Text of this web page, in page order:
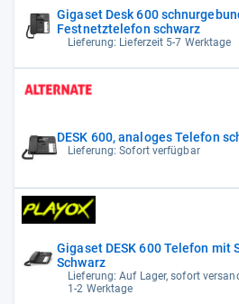
Gigaset Desk 600
Festnetztelefon schwarz
Lieferung: Lieferzeit 5-7 Werktage
DESK 600, analoges Telefon
Lieferung: Sofort verfügbar
Gigaset DESK 600 Telefon mit
Schwarz
Lieferung: Auf Lager, sofort
1-2 Werktage